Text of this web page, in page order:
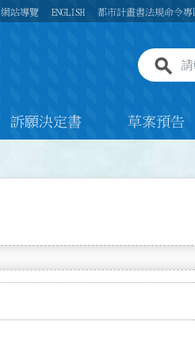
網站導覽 ENGLISH 都市計畫書法規命令專
全
訴願決定書 草案預告